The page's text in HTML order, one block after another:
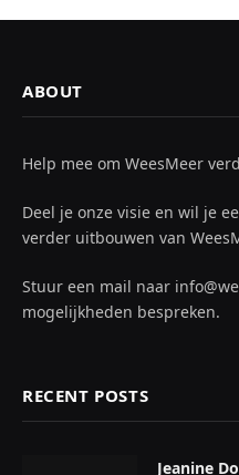
ABOUT
Help mee om WeesMeer
Deel je onze visie en wil je
verder uitbouwen van
Stuur een mail naar
mogelijkheden bespreken.
RECENT POSTS
Jeanine